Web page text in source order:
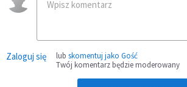
Zaloguj się lub skomentuj jako Gość
Twój komentarz będzie moderowany